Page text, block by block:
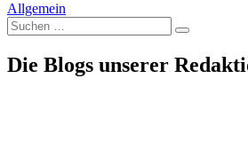
Allgemein
Suche
nach:
Die Blogs unserer